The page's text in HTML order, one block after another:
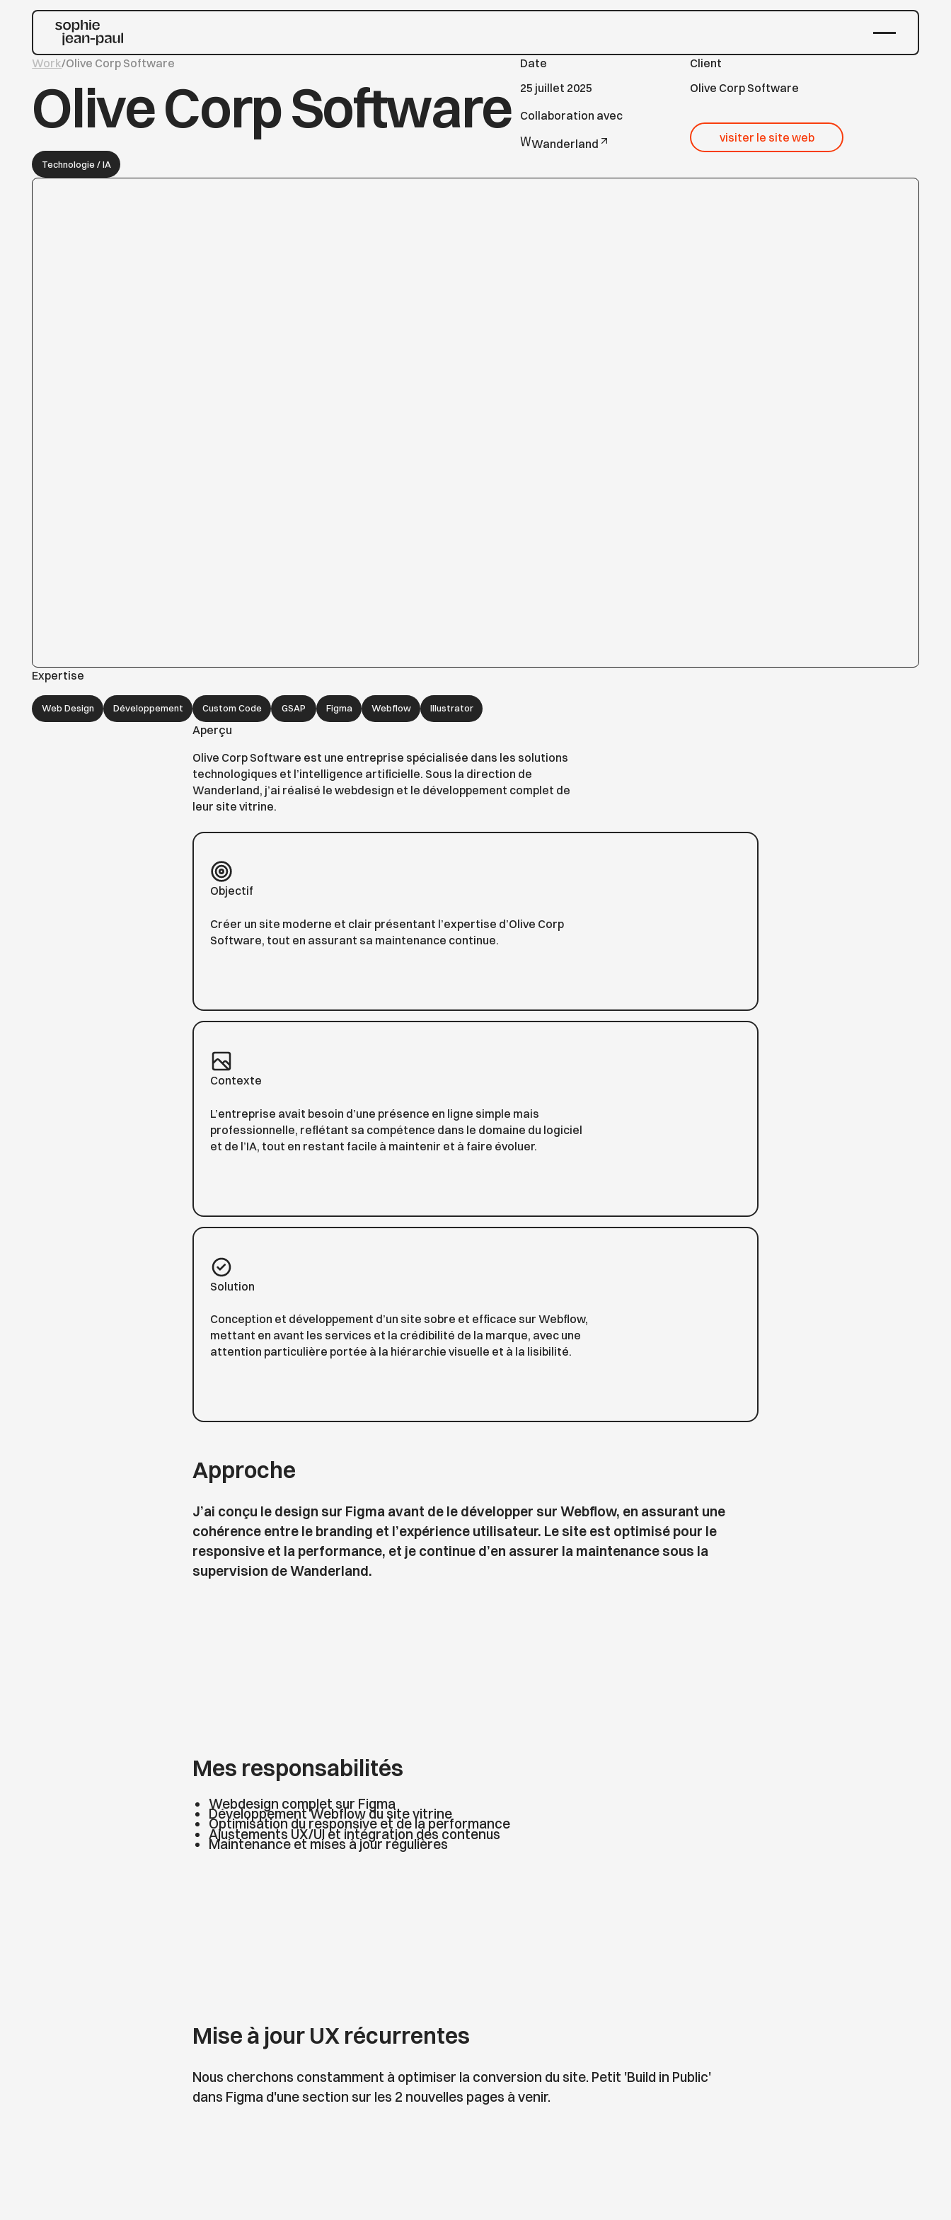
Work/Olive Corp Software
Olive Corp Software
Technologie / IA
Date
25 juillet 2025
Client
Olive Corp Software
Collaboration avec
Wanderland
visiter le site web
visiter le site web
Expertise
Web Design Développement Custom Code GSAP Figma Webflow Illustrator
Aperçu
Olive Corp Software est une entreprise spécialisée dans les solutions
technologiques et l’intelligence artificielle. Sous la direction de
Wanderland, j’ai réalisé le webdesign et le développement complet de
leur site vitrine.
Objectif
Créer un site moderne et clair présentant l’expertise d’Olive Corp
Software, tout en assurant sa maintenance continue.
Contexte
L’entreprise avait besoin d’une présence en ligne simple mais
professionnelle, reflétant sa compétence dans le domaine du logiciel
et de l’IA, tout en restant facile à maintenir et à faire évoluer.
Solution
Conception et développement d’un site sobre et efficace sur Webflow,
mettant en avant les services et la crédibilité de la marque, avec une
attention particulière portée à la hiérarchie visuelle et à la lisibilité.
Approche
J’ai conçu le design sur Figma avant de le développer sur Webflow, en assurant une
cohérence entre le branding et l’expérience utilisateur. Le site est optimisé pour le
responsive et la performance, et je continue d’en assurer la maintenance sous la
supervision de Wanderland.
Mes responsabilités
Webdesign complet sur Figma
Développement Webflow du site vitrine
Optimisation du responsive et de la performance
Ajustements UX/UI et intégration des contenus
Maintenance et mises à jour régulières
Mise à jour UX récurrentes
Nous cherchons constamment à optimiser la conversion du site. Petit 'Build in Public'
dans Figma d'une section sur les 2 nouvelles pages à venir.